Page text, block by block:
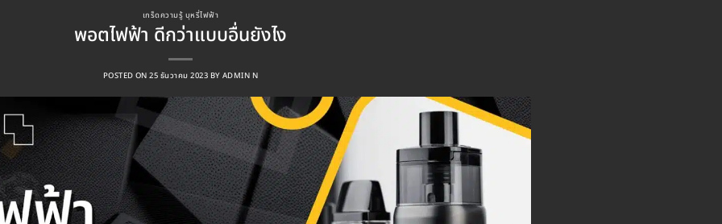
เกร็ดความรู้ บุหรี่ไฟฟ้า
พอตไฟฟ้า ดีกว่าแบบอื่นยังไง
POSTED ON25 ธันวาคม 2023 BY ADMIN N